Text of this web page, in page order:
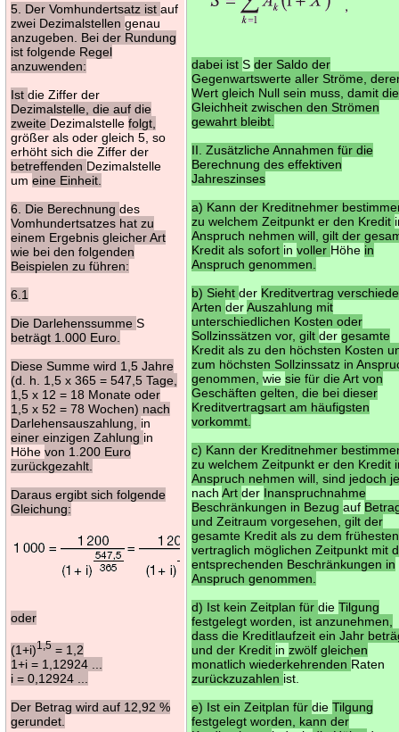
5. Der Vomhundertsatz istauf
zwei Dezimalstellengenau
anzugeben. Bei der Rundung
ist folgende Regel
anzuwenden:
Istdie Ziffer der
Dezimalstelle, die auf die
zweite Dezimalstellefolgt,
größer als oder gleich 5, so
erhöht sich die Ziffer der
betreffenden Dezimalstelle
umeine Einheit.
6. Die Berechnungdes
Vomhundertsatzes hat zu
einem Ergebnis gleicher Art
wie bei den folgenden
Beispielen zu führen:
6.1
Die DarlehenssummeS
beträgt 1.000 Euro.
Diese Summe wird 1,5 Jahre
(d. h. 1,5 x 365 = 547,5 Tage,
1,5 x 12 = 18 Monate oder
1,5 x 52 = 78 Wochen) nach
Darlehensauszahlung, in
einer einzigen Zahlung in
Höhevon 1.200 Euro
zurückgezahlt.
Daraus ergibt sich folgende
Gleichung:
oder
(1+i)1,5 = 1,2
1+i = 1,12924 ...
i = 0,12924 ...
Der Betrag wird auf 12,92 %
gerundet.
dabei istSder Saldo der
Gegenwartswerte aller Ströme,
Wert gleich Null sein muss, damit die
Gleichheit zwischen den Strömen
gewahrt bleibt.
II. Zusätzliche Annahmen für die
Berechnung des effektiven
Jahreszinses
a) Kann der Kreditnehmer
zu welchem Zeitpunkt er den Kredit
Anspruch nehmen will, gilt der
Kredit als sofort involler Höhe in
Anspruch genommen.
b) Siehtder Kreditvertrag
ArtenderAuszahlung mit
unterschiedlichen Kosten oder
Sollzinssätzen vor, giltdergesamte
Kredit als zu den höchsten Kosten
zum höchsten Sollzinssatz in
genommen,wiesie für die Art von
Geschäften gelten, die bei dieser
Kreditvertragsart am häufigsten
vorkommt.
c) Kann der Kreditnehmer
zu welchem Zeitpunkt er den Kredit
Anspruch nehmen will, sind jedoch
nachArtder Inanspruchnahme
Beschränkungen in Bezugauf
und Zeitraum vorgesehen, gilt der
gesamte Kredit als zu dem frühesten
vertraglich möglichen Zeitpunkt mit
entsprechenden Beschränkungen in
Anspruch genommen.
d) Ist kein Zeitplan fürdieTilgung
festgelegt worden, ist anzunehmen,
dass die Kreditlaufzeit ein Jahr
und der Kredit inzwölf gleichen
monatlich wiederkehrenden Raten
zurückzuzahlen ist.
e) Ist ein Zeitplan fürdieTilgung
festgelegt worden, kann der